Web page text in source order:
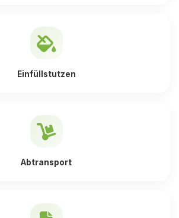
Einfüllstutzen
Abtransport